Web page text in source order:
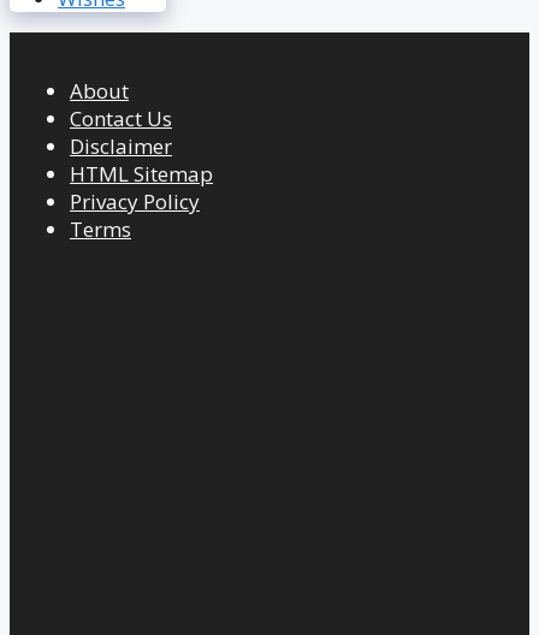
About
Contact Us
Disclaimer
HTML Sitemap
Privacy Policy
Terms